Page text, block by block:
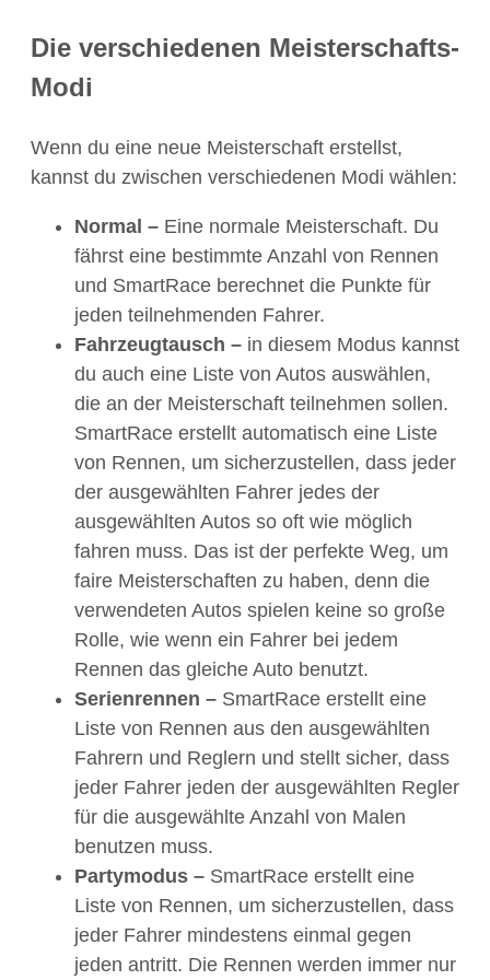
Die verschiedenen Meisterschafts-
Modi
Wenn du eine neue Meisterschaft erstellst,
kannst du zwischen verschiedenen Modi wählen:
Normal – Eine normale Meisterschaft. Du
fährst eine bestimmte Anzahl von Rennen
und SmartRace berechnet die Punkte für
jeden teilnehmenden Fahrer.
Fahrzeugtausch – in diesem Modus kannst
du auch eine Liste von Autos auswählen,
die an der Meisterschaft teilnehmen sollen.
SmartRace erstellt automatisch eine Liste
von Rennen, um sicherzustellen, dass jeder
der ausgewählten Fahrer jedes der
ausgewählten Autos so oft wie möglich
fahren muss. Das ist der perfekte Weg, um
faire Meisterschaften zu haben, denn die
verwendeten Autos spielen keine so große
Rolle, wie wenn ein Fahrer bei jedem
Rennen das gleiche Auto benutzt.
Serienrennen – SmartRace erstellt eine
Liste von Rennen aus den ausgewählten
Fahrern und Reglern und stellt sicher, dass
jeder Fahrer jeden der ausgewählten Regler
für die ausgewählte Anzahl von Malen
benutzen muss.
Partymodus – SmartRace erstellt eine
Liste von Rennen, um sicherzustellen, dass
jeder Fahrer mindestens einmal gegen
jeden antritt. Die Rennen werden immer nur